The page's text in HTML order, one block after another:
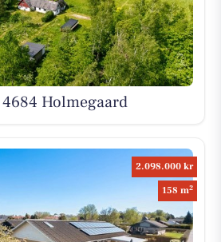
Holmegaard
2.098.000 kr
158 m2